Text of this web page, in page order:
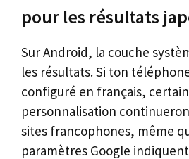
pour les résultats
Sur Android, la couche
les résultats. Si ton
configuré en français,
personnalisation
sites francophones, même
paramètres Google indiquent